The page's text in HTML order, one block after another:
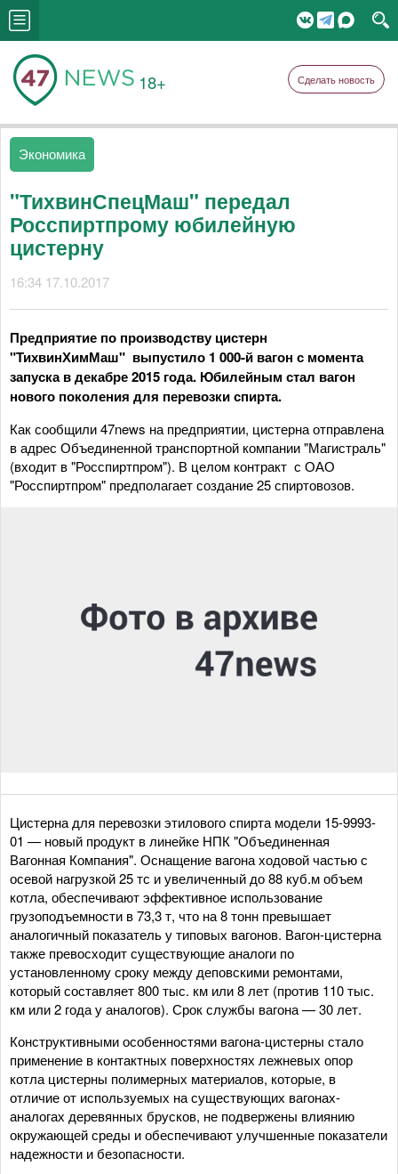
18+ Сделать новость
Экономика
"ТихвинСпецМаш" передал
Росспиртпрому юбилейную
цистерну
16:34 17.10.2017
Предприятие по производству цистерн
"ТихвинХимМаш" выпустило 1 000-й вагон с момента
запуска в декабре 2015 года. Юбилейным стал вагон
нового поколения для перевозки спирта.
Как сообщили 47news на предприятии, цистерна отправлена
в адрес Объединенной транспортной компании "Магистраль"
(входит в "Росспиртпром"). В целом контракт с ОАО
"Росспиртпром" предполагает создание 25 спиртовозов.
Цистерна для перевозки этилового спирта модели 15-9993-
01 — новый продукт в линейке НПК "Объединенная
Вагонная Компания". Оснащение вагона ходовой частью с
осевой нагрузкой 25 тс и увеличенный до 88 куб.м объем
котла, обеспечивают эффективное использование
грузоподъемности в 73,3 т, что на 8 тонн превышает
аналогичный показатель у типовых вагонов. Вагон-цистерна
также превосходит существующие аналоги по
установленному сроку между деповскими ремонтами,
который составляет 800 тыс. км или 8 лет (против 110 тыс.
км или 2 года у аналогов). Срок службы вагона — 30 лет.
Конструктивными особенностями вагона-цистерны стало
применение в контактных поверхностях лежневых опор
котла цистерны полимерных материалов, которые, в
отличие от используемых на существующих вагонах-
аналогах деревянных брусков, не подвержены влиянию
окружающей среды и обеспечивают улучшенные показатели
надежности и безопасности.